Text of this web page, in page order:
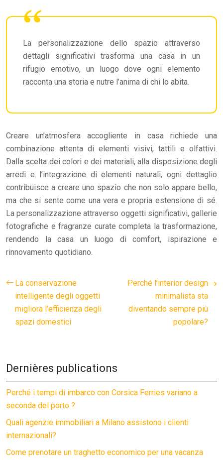
La personalizzazione dello spazio attraverso
dettagli significativi trasforma una casa in un
rifugio emotivo, un luogo dove ogni elemento
racconta una storia e nutre l’anima di chi lo abita.
Creare un’atmosfera accogliente in casa richiede una
combinazione attenta di elementi visivi, tattili e olfattivi.
Dalla scelta dei colori e dei materiali, alla disposizione degli
arredi e l’integrazione di elementi naturali, ogni dettaglio
contribuisce a creare uno spazio che non solo appare bello,
ma che si sente come una vera e propria estensione di sé.
La personalizzazione attraverso oggetti significativi, gallerie
fotografiche e fragranze curate completa la trasformazione,
rendendo la casa un luogo di comfort, ispirazione e
rinnovamento quotidiano.
La conservazione
intelligente degli oggetti
migliora l’efficienza degli
spazi domestici
Perché l’interior design
minimalista sta
diventando sempre più
popolare?
Dernières publications
Perché i tempi di imbarco con Corsica Ferries variano a
seconda del porto ?
Quali agenzie immobiliari a Milano assistono i clienti
internazionali?
Come prenotare un traghetto economico per una vacanza